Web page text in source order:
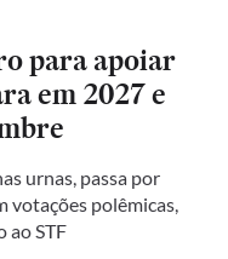
para apoiar
em 2027 e
urnas, passa por
votações polêmicas,
ao STF